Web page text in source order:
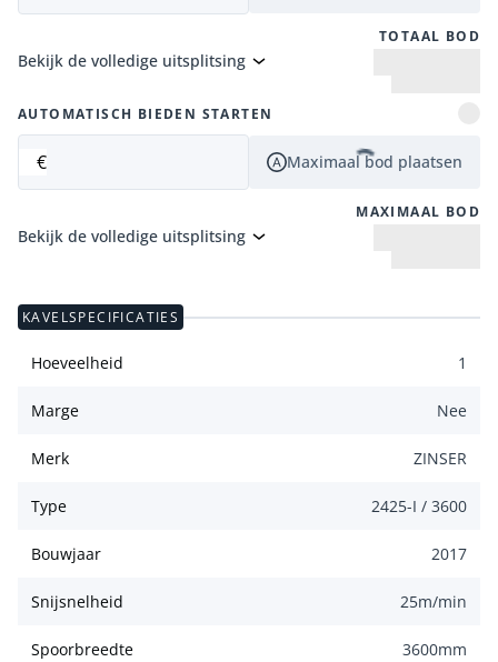
TOTAAL BOD
Bekijk de volledige uitsplitsing
AUTOMATISCH BIEDEN STARTEN
€ Maximaal bod plaatsen
MAXIMAAL BOD
Bekijk de volledige uitsplitsing
KAVELSPECIFICATIES
Hoeveelheid 1
Marge Nee
Merk ZINSER
Type 2425-I / 3600
Bouwjaar 2017
Snijsnelheid 25m/min
Spoorbreedte 3600mm